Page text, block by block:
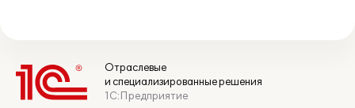
Отраслевые
и специализированные решения
1С:Предприятие